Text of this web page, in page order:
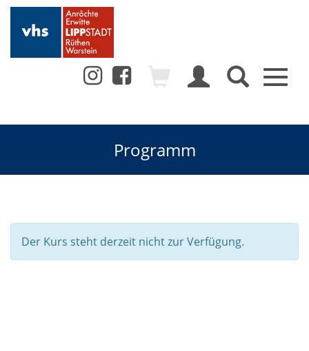
Toggle
Programm
Der Kurs steht derzeit nicht zur Verfügung.